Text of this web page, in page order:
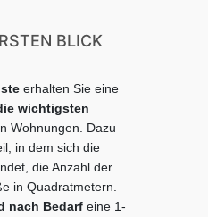
BLICK
erhalten Sie eine
wichtigsten
Wohnungen. Dazu
in dem sich die
die Anzahl der
in Quadratmetern.
nach Bedarfeine 1-